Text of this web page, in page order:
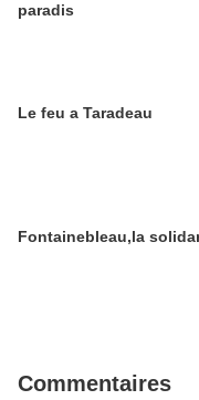
paradis
Le feu a Taradeau
Fontainebleau,la
Commentaires